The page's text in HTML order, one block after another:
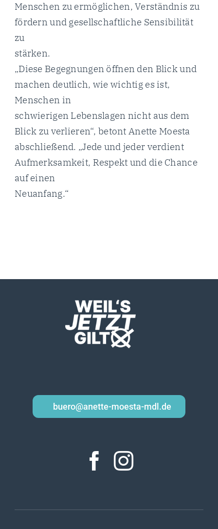
Menschen zu ermöglichen, Verständnis zu
fördern und gesellschaftliche Sensibilität
zu
stärken.
„Diese Begegnungen öffnen den Blick und
machen deutlich, wie wichtig es ist,
Menschen in
schwierigen Lebenslagen nicht aus dem
Blick zu verlieren“, betont Anette Moesta
abschließend. „Jede und jeder verdient
Aufmerksamkeit, Respekt und die Chance
auf einen
Neuanfang.“
buero@anette-moesta-mdl.de